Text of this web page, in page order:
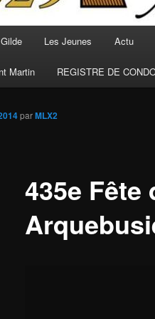
Les Jeunes Actu
Martin REGISTRE DE
435e Fête
parMLX2